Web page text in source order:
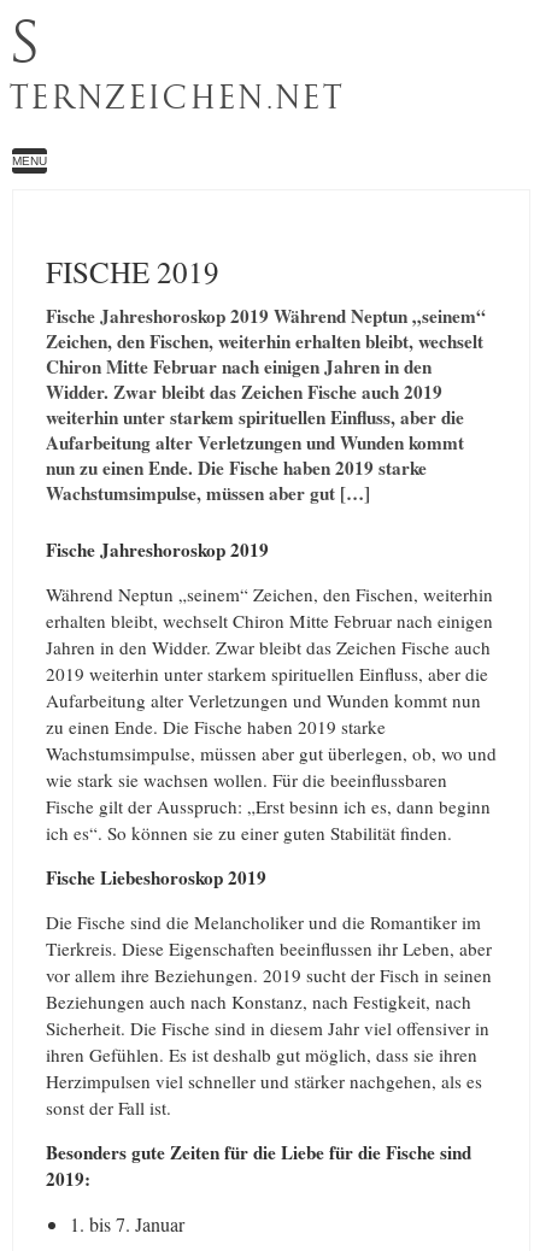
S
TERNZEICHEN.NET
MENU
FISCHE 2019
Fische Jahreshoroskop 2019 Während Neptun „seinem“
Zeichen, den Fischen, weiterhin erhalten bleibt, wechselt
Chiron Mitte Februar nach einigen Jahren in den
Widder. Zwar bleibt das Zeichen Fische auch 2019
weiterhin unter starkem spirituellen Einfluss, aber die
Aufarbeitung alter Verletzungen und Wunden kommt
nun zu einen Ende. Die Fische haben 2019 starke
Wachstumsimpulse, müssen aber gut […]
Fische Jahreshoroskop 2019
Während Neptun „seinem“ Zeichen, den Fischen, weiterhin
erhalten bleibt, wechselt Chiron Mitte Februar nach einigen
Jahren in den Widder. Zwar bleibt das Zeichen Fische auch
2019 weiterhin unter starkem spirituellen Einfluss, aber die
Aufarbeitung alter Verletzungen und Wunden kommt nun
zu einen Ende. Die Fische haben 2019 starke
Wachstumsimpulse, müssen aber gut überlegen, ob, wo und
wie stark sie wachsen wollen. Für die beeinflussbaren
Fische gilt der Ausspruch: „Erst besinn ich es, dann beginn
ich es“. So können sie zu einer guten Stabilität finden.
Fische Liebeshoroskop 2019
Die Fische sind die Melancholiker und die Romantiker im
Tierkreis. Diese Eigenschaften beeinflussen ihr Leben, aber
vor allem ihre Beziehungen. 2019 sucht der Fisch in seinen
Beziehungen auch nach Konstanz, nach Festigkeit, nach
Sicherheit. Die Fische sind in diesem Jahr viel offensiver in
ihren Gefühlen. Es ist deshalb gut möglich, dass sie ihren
Herzimpulsen viel schneller und stärker nachgehen, als es
sonst der Fall ist.
Besonders gute Zeiten für die Liebe für die Fische sind
2019:
1. bis 7. Januar